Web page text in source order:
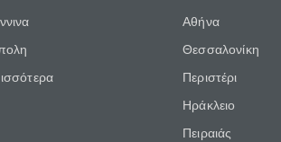
Αθήνα
Θεσσαλονίκη
Περιστέρι
Ηράκλειο
Πειραιάς